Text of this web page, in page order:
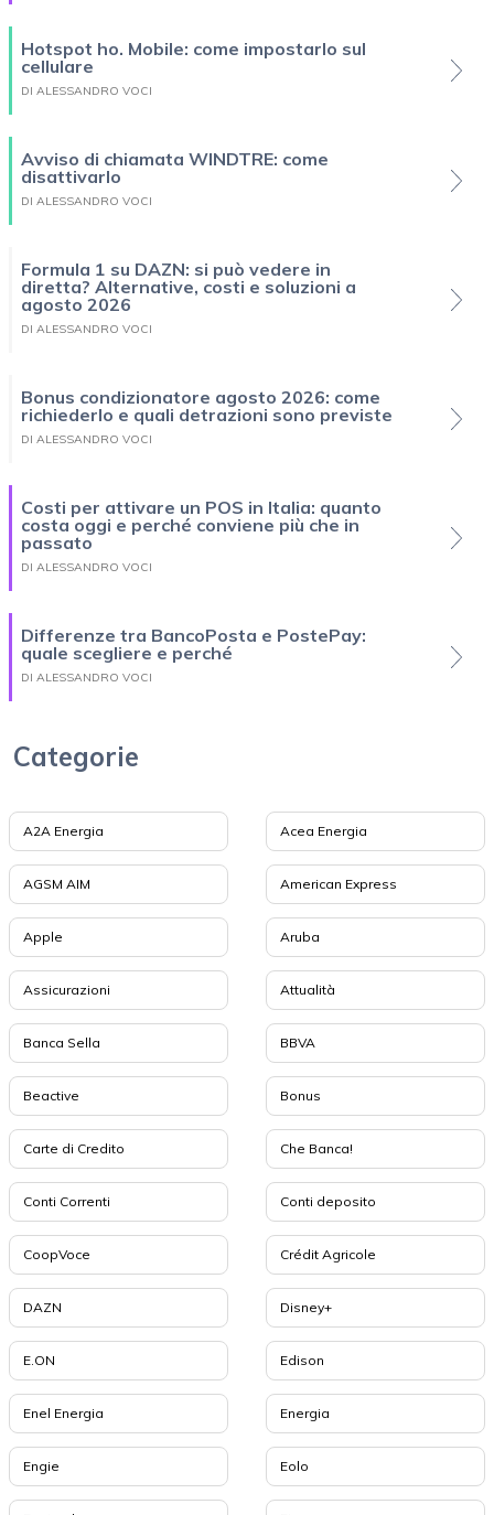
Hotspot ho. Mobile: come impostarlo sul
cellulare
DI ALESSANDRO VOCI
Avviso di chiamata WINDTRE: come
disattivarlo
DI ALESSANDRO VOCI
Formula 1 su DAZN: si può vedere in
diretta? Alternative, costi e soluzioni a
agosto 2026
DI ALESSANDRO VOCI
Bonus condizionatore agosto 2026: come
richiederlo e quali detrazioni sono previste
DI ALESSANDRO VOCI
Costi per attivare un POS in Italia: quanto
costa oggi e perché conviene più che in
passato
DI ALESSANDRO VOCI
Differenze tra BancoPosta e PostePay:
quale scegliere e perché
DI ALESSANDRO VOCI
Categorie
A2A Energia Acea Energia
AGSM AIM American Express
Apple Aruba
Assicurazioni Attualità
Banca Sella BBVA
Beactive Bonus
Carte di Credito Che Banca!
Conti Correnti Conti deposito
CoopVoce Crédit Agricole
DAZN Disney+
E.ON Edison
Enel Energia Energia
Engie Eolo